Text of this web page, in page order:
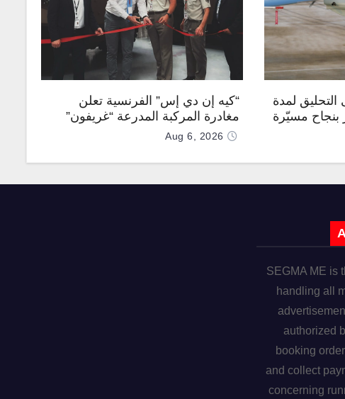
لمدة
بنجاح مسيّرة
“كيه إن دي إس” الفرنسية تعلن
مغادرة المركبة المدرعة “غريفون”
رقم 1000 لخط الإنتاجAug 6, 2026
SEGMA ME is
handling all
authorized
booking
and collect
concerning